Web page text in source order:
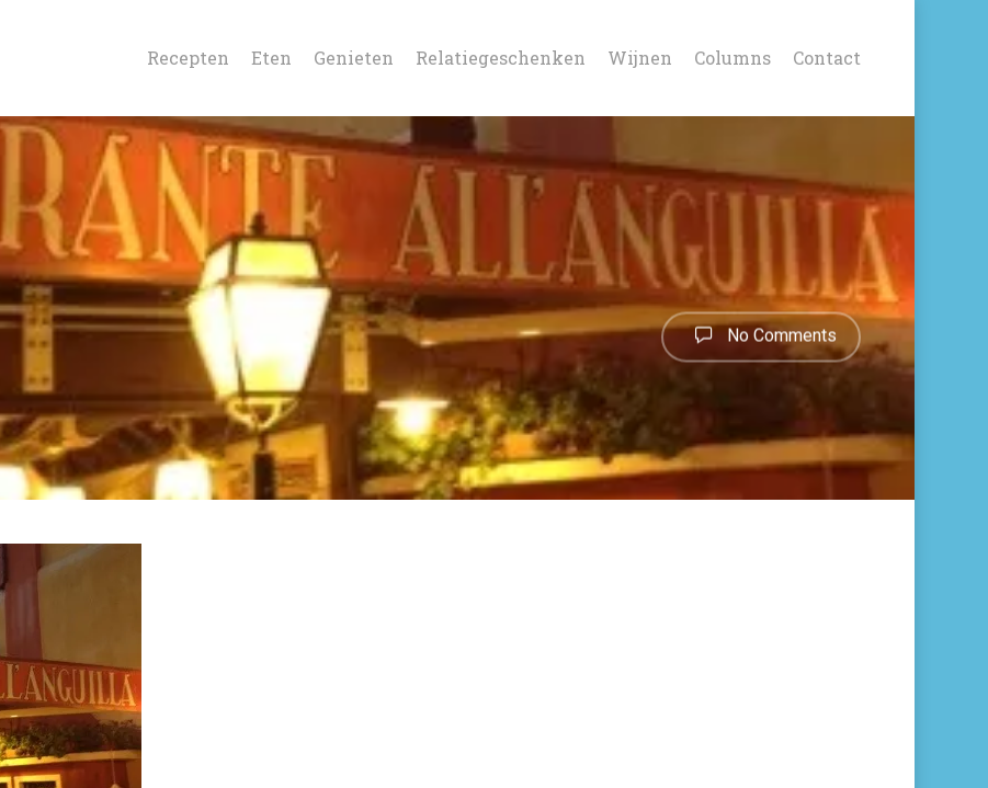
Recepten Eten Genieten Relatiegeschenken Wijnen Columns Contact
No Comments